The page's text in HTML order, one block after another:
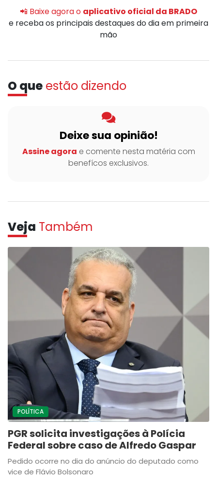
📲 Baixe agora o aplicativo oficial da BRADO
e receba os principais destaques do dia em primeira
mão
O que estão dizendo
Deixe sua opinião!
Assine agora e comente nesta matéria com
benefícos exclusivos.
Veja Também
POLÍTICA
PGR solicita investigações à Polícia
Federal sobre caso de Alfredo Gaspar
Pedido ocorre no dia do anúncio do deputado como
vice de Flávio Bolsonaro